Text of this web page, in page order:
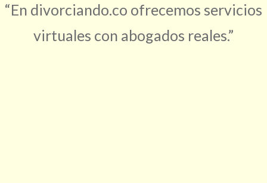
“En divorciando.co ofrecemos servicios
virtuales con abogados reales.”